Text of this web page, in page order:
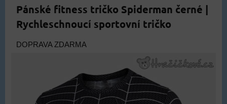
Pánské fitness tričko Spiderman černé |
Rychleschnoucí sportovní tričko
DOPRAVA ZDARMA